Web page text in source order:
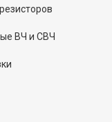
ВЧ и СВЧ